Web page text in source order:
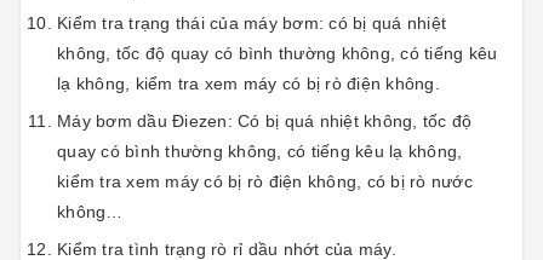
Kiểm tra trạng thái của máy bơm: có bị quá nhiệt
không, tốc độ quay có bình thường không, có tiếng kêu
lạ không, kiểm tra xem máy có bị rò điện không.
Máy bơm dầu Điezen: Có bị quá nhiệt không, tốc độ
quay có bình thường không, có tiếng kêu lạ không,
kiểm tra xem máy có bị rò điện không, có bị rò nước
không…
Kiểm tra tình trạng rò rỉ dầu nhớt của máy.